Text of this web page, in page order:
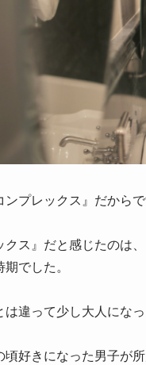
ンプレックス 』だからで
クス』だと感じたのは
でした。
は違って少し大人にな
頃好きになった男子が